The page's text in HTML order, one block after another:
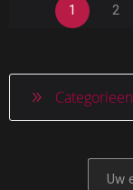
1 2
Categorieen